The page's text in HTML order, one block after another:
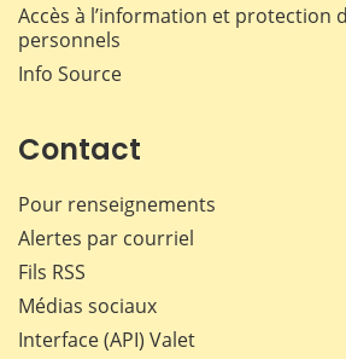
Accès à l’information et protection
personnels
Info Source
Contact
Pour renseignements
Alertes par courriel
Fils RSS
Médias sociaux
Interface (API) Valet